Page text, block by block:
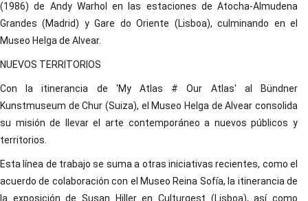
(1986) de Andy Warhol en las estaciones de Atocha-Almudena
Grandes (Madrid) y Gare do Oriente (Lisboa), culminando en el
Museo Helga de Alvear.
NUEVOS TERRITORIOS
Con la itinerancia de 'My Atlas # Our Atlas' al Bündner
Kunstmuseum de Chur (Suiza), el Museo Helga de Alvear consolida
su misión de llevar el arte contemporáneo a nuevos públicos y
territorios.
Esta línea de trabajo se suma a otras iniciativas recientes, como el
acuerdo de colaboración con el Museo Reina Sofía, la itinerancia de
la exposición de Susan Hiller en Culturgest (Lisboa), así como